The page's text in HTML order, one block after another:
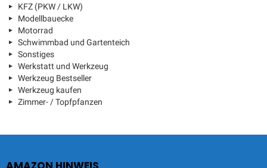
KFZ (PKW / LKW)
Modellbauecke
Motorrad
Schwimmbad und Gartenteich
Sonstiges
Werkstatt und Werkzeug
Werkzeug Bestseller
Werkzeug kaufen
Zimmer- / Topfpfanzen